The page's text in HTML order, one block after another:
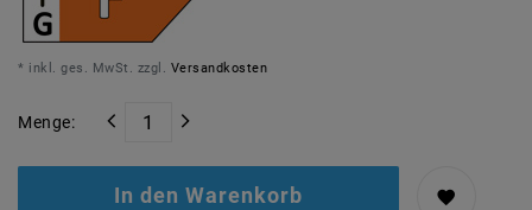
* inkl. ges. MwSt. zzgl. Versandkosten
Menge:
In den Warenkorb